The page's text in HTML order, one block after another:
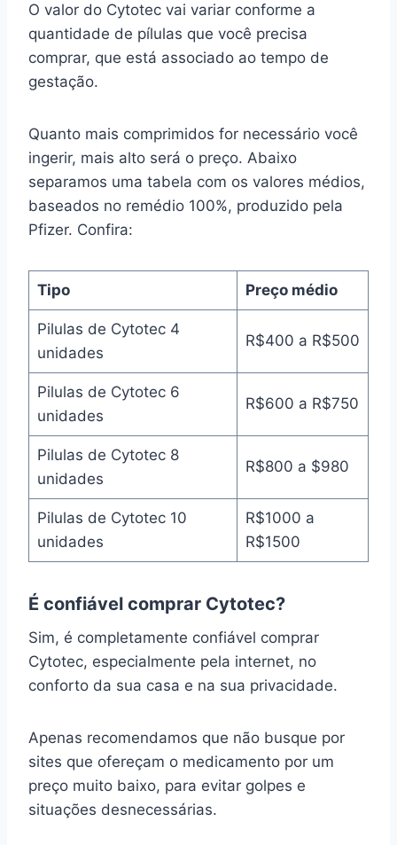
O valor do Cytotec vai variar conforme a
quantidade de pílulas que você precisa
comprar, que está associado ao tempo de
gestação.
Quanto mais comprimidos for necessário você
ingerir, mais alto será o preço. Abaixo
separamos uma tabela com os valores médios,
baseados no remédio 100%, produzido pela
Pfizer. Confira:
Tipo Preço médio
Pilulas de Cytotec 4
unidades
R$400 a R$500
Pilulas de Cytotec 6
unidades
R$600 a R$750
Pilulas de Cytotec 8
unidades
R$800 a $980
Pilulas de Cytotec 10
unidades
R$1000 a
R$1500
É confiável comprar Cytotec?
Sim, é completamente confiável comprar
Cytotec, especialmente pela internet, no
conforto da sua casa e na sua privacidade.
Apenas recomendamos que não busque por
sites que ofereçam o medicamento por um
preço muito baixo, para evitar golpes e
situações desnecessárias.